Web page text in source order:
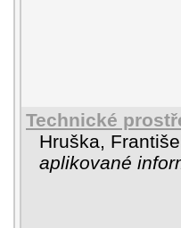
Technické
Hruška,
aplikované